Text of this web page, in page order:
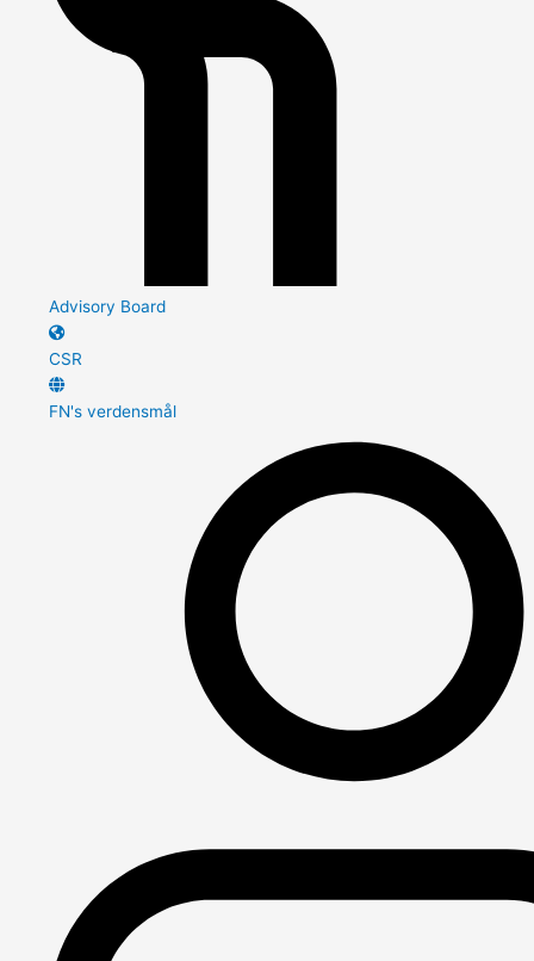
Advisory Board
CSR
FN's verdensmål